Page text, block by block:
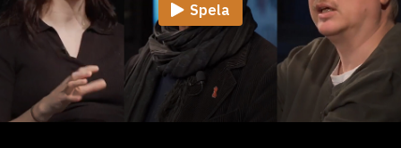
Kategorier
Mina favoriter
Spela